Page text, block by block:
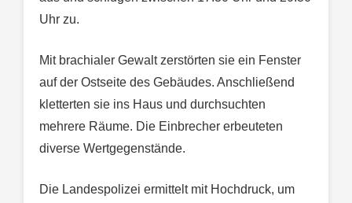
Uhr zu.
Mit brachialer Gewalt zerstörten sie ein Fenster
auf der Ostseite des Gebäudes. Anschließend
kletterten sie ins Haus und durchsuchten
mehrere Räume. Die Einbrecher erbeuteten
diverse Wertgegenstände.
Die Landespolizei ermittelt mit Hochdruck, um